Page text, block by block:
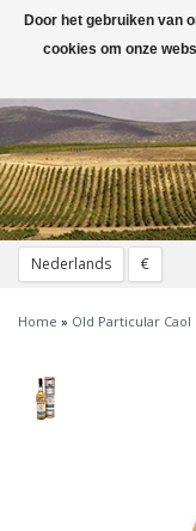
Nederlands €
Toggle
navigation
Home » Old Particular Caol
Door het gebruiken van
cookies om onze